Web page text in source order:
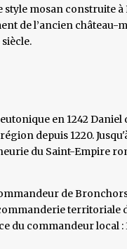
style mosan construite
de l’ancien château-
en 1242
depuis 1220.
du Saint-Empire
de
territoriale
du commandeur local :